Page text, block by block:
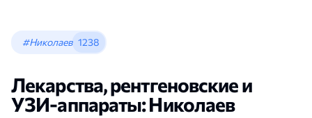
#Николаев 1238
Лекарства, рентгеновские и
УЗИ-аппараты: Николаев